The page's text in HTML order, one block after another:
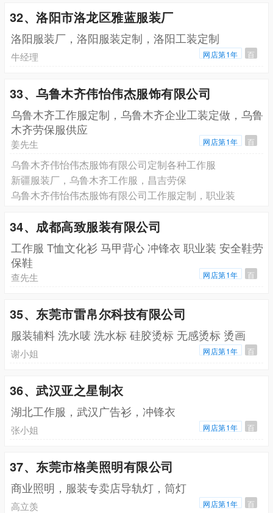
32、洛阳市洛龙区雅蓝服装厂
洛阳服装厂，洛阳服装定制，洛阳工装定制
牛经理 网店第1年 百
33、乌鲁木齐伟怡伟杰服饰有限公司
乌鲁木齐工作服定制，乌鲁木齐企业工装定做，乌鲁
木齐劳保服供应
姜先生 网店第1年 百
乌鲁木齐伟怡伟杰服饰有限公司定制各种工作服
新疆服装厂，乌鲁木齐工作服，昌吉劳保
乌鲁木齐伟怡伟杰服饰有限公司工作服定制，职业装
34、成都高致服装有限公司
工作服 T恤文化衫 马甲背心 冲锋衣 职业装 安全鞋劳
保鞋
查先生 网店第1年 百
35、东莞市雷帛尔科技有限公司
服装辅料 洗水唛 洗水标 硅胶烫标 无感烫标 烫画
谢小姐 网店第1年 百
36、武汉亚之星制衣
湖北工作服，武汉广告衫，冲锋衣
张小姐 网店第1年 百
37、东莞市格美照明有限公司
商业照明，服装专卖店导轨灯，筒灯
高立羡 网店第1年 百